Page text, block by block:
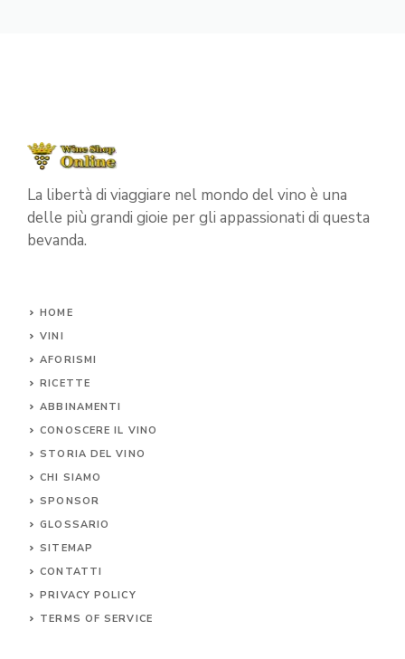
La libertà di viaggiare nel mondo del vino è una
delle più grandi gioie per gli appassionati di questa
bevanda.
HOME
VINI
AFORISMI
RICETTE
ABBINAMENTI
CONOSCERE IL VINO
STORIA DEL VINO
CHI SIAMO
SPONSOR
GLOSSARIO
SITEMAP
CONTATTI
PRIVACY POLICY
TERMS OF SERVICE